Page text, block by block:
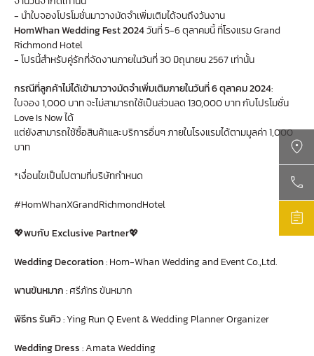
richmond@grandrichmondhotel.com
- นำใบจองโปรโมชั่นมาวางมัดจำเพิ่มเติมได้จนถึงวันงาน
HomWhan Wedding Fest 2024วันที่ 5-6 ตุลาคมนี้ ที่โรงแรม Grand
Richmond Hotel
- โปรนี้สำหรับคู่รักที่จัดงานภายในวันที่ 30 มิถุนายน 2567 เท่านั้น
กรณีที่ลูกค้าไม่ได้เข้ามาวางมัดจำเพิ่มเติมภายในวันที่ 6 ตุลาคม 2024:
ใบจอง 1,000 บาท จะไม่สามารถใช้เป็นส่วนลด 130,000 บาท กับโปรโมชั่น
Love Is Now ได้
แต่ยังสามารถใช้ซื้อสินค้าและบริการอื่นๆ ภายในโรงแรมได้ตามมูลค่า 1,000
บาท
*เงื่อนไขเป็นไปตามที่บริษัทกำหนด
#HomWhanXGrandRichmondHotel
💖พบกับ Exclusive Partner💖
Wedding Decoration:Hom-Whan Wedding and Event Co.,Ltd.
พานขันหมาก:ศรีภัทร ขันหมาก
พิธีกร รันคิว:Ying Run Q Event & Wedding Planner Organizer
Wedding Dress:Amata Wedding